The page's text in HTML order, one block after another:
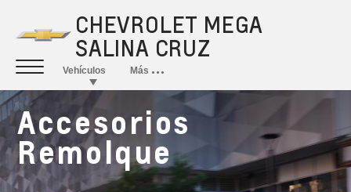
Accesorios
Remolque